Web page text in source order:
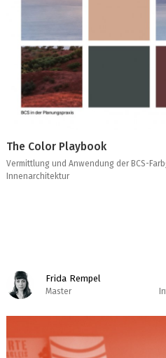
The Color Playbook
Vermittlung und Anwendung der BCS-
Innenarchitektur
Frida Rempel
Master